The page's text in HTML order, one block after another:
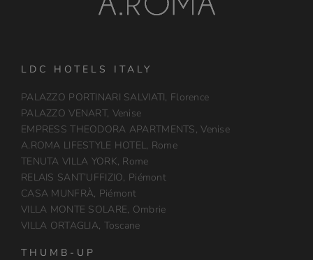
LDC HOTELS ITALY
PALAZZO PORTINARI SALVIATI, Florence
PALAZZO VENART, Venise
EMPRESS THEODORA APARTMENTS, Venise
A.ROMA LIFESTYLE HOTEL, Rome
TENUTA VILLA YORK, Rome
RELAIS SANT’UFFIZIO, Piémont
CASA MUNFRÀ, Piémont
VILLA MONTE SOLARE, Ombrie
VILLA ORTAGLIA, Toscane
THUMB-UP